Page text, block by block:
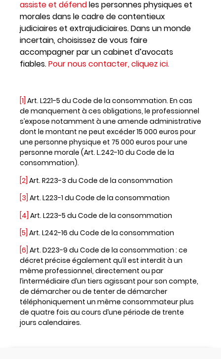
assiste et défendles personnes physiques et
morales dans le cadre de contentieux
judiciaires et extrajudiciaires. Dans un monde
incertain, choisissez de vous faire
accompagner par un cabinet d’avocats
fiables.Pour nous contacter, cliquez ici.
[1] Art. L221-5 du Code de la consommation. En cas
de manquement à ces obligations, le professionnel
s’expose notamment à une amende administrative
dont le montant ne peut excéder 15 000 euros pour
une personne physique et 75 000 euros pour une
personne morale (Art. L.242-10 du Code de la
consommation).
[2] Art. R223-3 du Code de la consommation
[3] Art. L223-1 du Code de la consommation
[4] Art. L223-5 du Code de la consommation
[5] Art. L242-16 du Code de la consommation
[6] Art. D223-9 du Code de la consommation : ce
décret précise également qu’il est interdit à un
même professionnel, directement ou par
l’intermédiaire d’un tiers agissant pour son compte,
de démarcher ou de tenter de démarcher
téléphoniquement un même consommateur plus
de quatre fois au cours d’une période de trente
jours calendaires.